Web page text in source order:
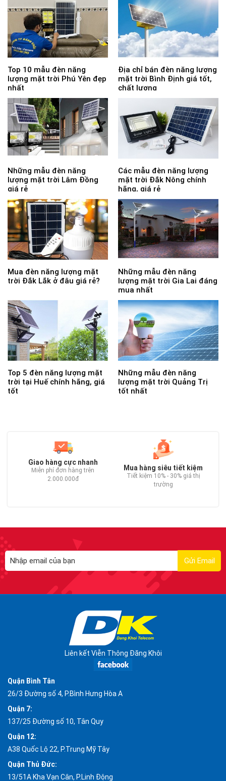
Top 10 mẫu đèn năng
lượng mặt trời Phú Yên đẹp
nhất
Địa chỉ bán đèn năng lượng
mặt trời Bình Định giá tốt,
chất lượng
Những mẫu đèn năng
lượng mặt trời Lâm Đồng
giá rẻ
Các mẫu đèn năng lượng
mặt trời Đắk Nông chính
hãng, giá rẻ
Mua đèn năng lượng mặt
trời Đắk Lắk ở đâu giá rẻ?
Những mẫu đèn năng
lượng mặt trời Gia Lai đáng
mua nhất
Top 5 đèn năng lượng mặt
trời tại Huế chính hãng, giá
tốt
Những mẫu đèn năng
lượng mặt trời Quảng Trị
tốt nhất
Giao hàng cực nhanh
Miễn phí đơn hàng trên
2.000.000đ
Mua hàng siêu tiết kiệm
Tiết kiệm 10% - 30% giá thị
trường
Liên kết Viễn Thông Đăng Khôi
Quận Bình Tân
26/3 Đường số 4, P.Bình Hưng Hòa A
Quận 7:
137/25 Đường số 10, Tân Quy
Quận 12:
A38 Quốc Lộ 22, P.Trung Mỹ Tây
Quận Thủ Đức:
13/51A Kha Vạn Cân, P.Linh Động